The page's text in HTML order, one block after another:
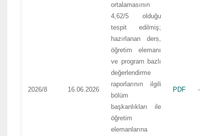
2026/8 16.06.2026
ortalamasının
4,62/5 olduğu
tespit edilmiş;
hazırlanan ders,
öğretim elemanı
ve program bazlı
değerlendirme
raporlarının ilgili
bölüm
başkanlıkları ile
öğretim
elemanlarına
PDF -